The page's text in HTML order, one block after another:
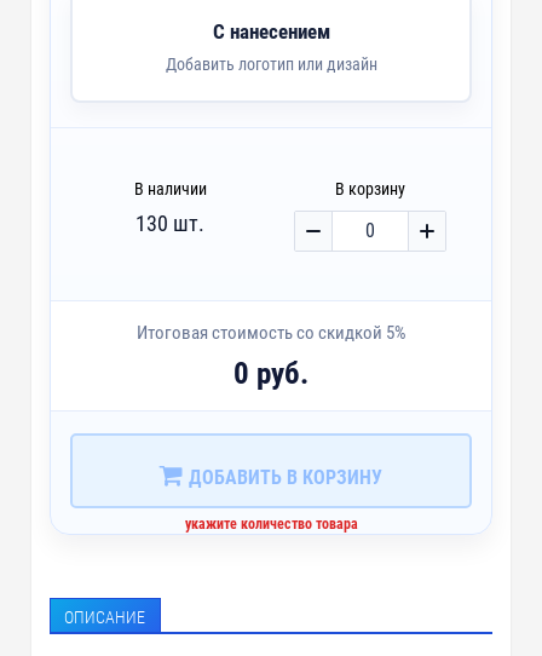
С нанесением
Добавить логотип или дизайн
В наличии В корзину
130 шт.
Итоговая стоимость со скидкой 5%
0 руб.
ДОБАВИТЬ В КОРЗИНУ
укажите количество товара
ОПИСАНИЕ